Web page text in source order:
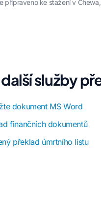
ke stažení v
služby
dokument MS Word
finančních dokumentů
překlad úmrtního listu